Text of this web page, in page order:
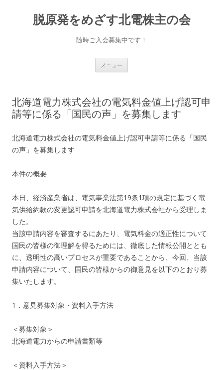
脱原発をめざす北電株主の会
随時ご入会募集中です！
メニュー
へ
移
動
北海道電力株式会社の電気料金値上げ認可申
請等に係る「国民の声」を募集します
北海道電力株式会社の電気料金値上げ認可申請等に係る「国民
の声」を募集します
本件の概要
本日、経済産業省は、電気事業法第19条1項の規定に基づく電
気供給約款の変更認可申請を北海道電力株式会社から受理しま
した。
当該申請内容を審査するにあたり、電気料金の適正性について
国民の皆様の御理解を得るためには、徹底した情報公開ととも
に、透明性の高いプロセスが重要であることから、今回、当該
申請内容について、国民の皆様からの御意見を以下のとおり募
集いたします。
1．意見募集対象・資料入手方法
＜募集対象＞
北海道電力からの申請書類等
＜資料入手方法＞